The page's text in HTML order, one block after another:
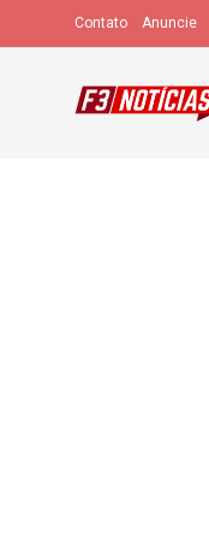
Contato Anuncie